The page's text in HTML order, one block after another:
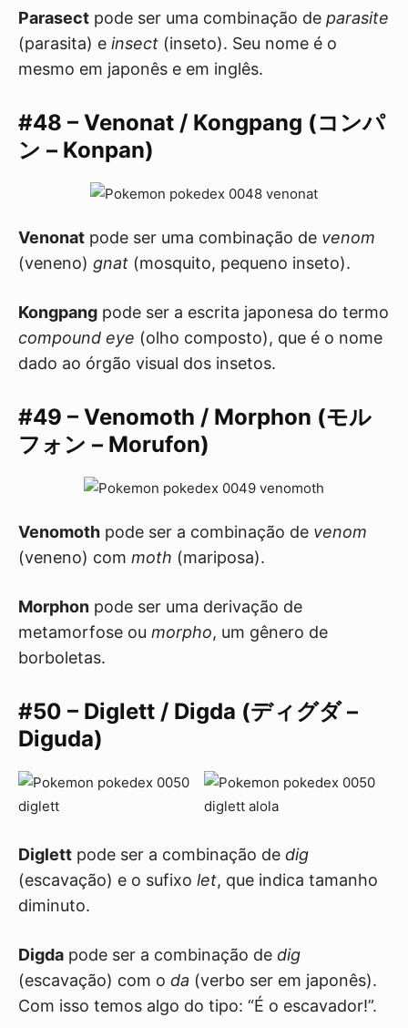
Parasect pode ser uma combinação de parasite
(parasita) e insect (inseto). Seu nome é o
mesmo em japonês e em inglês.
#48 – Venonat / Kongpang (コンパ
ン – Konpan)
Venonat pode ser uma combinação de venom
(veneno) gnat (mosquito, pequeno inseto).
Kongpang pode ser a escrita japonesa do termo
compound eye (olho composto), que é o nome
dado ao órgão visual dos insetos.
#49 – Venomoth / Morphon (モル
フォン – Morufon)
Venomoth pode ser a combinação de venom
(veneno) com moth (mariposa).
Morphon pode ser uma derivação de
metamorfose ou morpho, um gênero de
borboletas.
#50 – Diglett / Digda (ディグダ –
Diguda)
Diglett pode ser a combinação de dig
(escavação) e o sufixo let, que indica tamanho
diminuto.
Digda pode ser a combinação de dig
(escavação) com o da (verbo ser em japonês).
Com isso temos algo do tipo: “É o escavador!”.